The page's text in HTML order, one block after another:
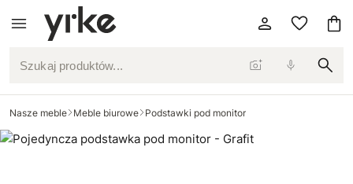
Szukaj produktów...
Nasze meble Meble biurowe Podstawki pod monitor